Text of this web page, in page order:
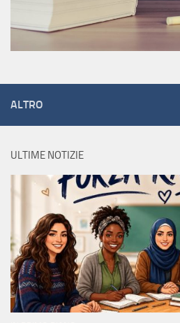
ALTRO
ULTIME NOTIZIE